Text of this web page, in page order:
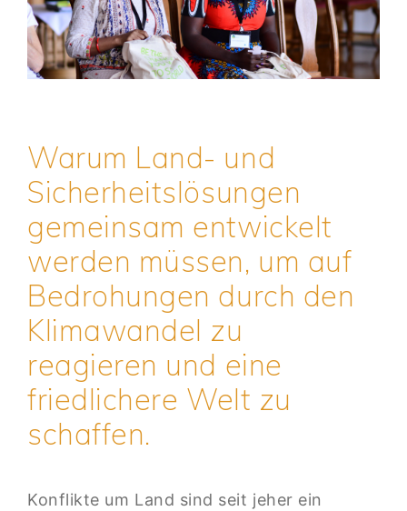
Warum Land- und
Sicherheitslösungen
gemeinsam entwickelt
werden müssen, um auf
Bedrohungen durch den
Klimawandel zu
reagieren und eine
friedlichere Welt zu
schaffen.
Konflikte um Land sind seit jeher ein